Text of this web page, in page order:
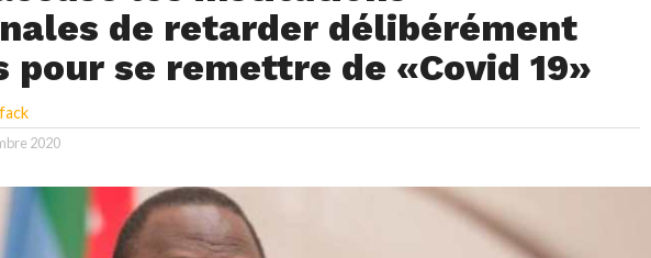
de retarder délibérément
se remettre de «Covid 19»
2020